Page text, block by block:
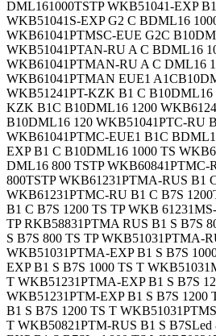
DML161000TSTP WKB51041-EXP
WKB51041S-EXP G2 C BDML16
WKB61041PTMSC-EUE G2C
WKB51041PTAN-RU A C BDML16
WKB61041PTMAN-RU A C DML16
WKB61041PTMAN EUE1
WKB51241PT-KZK B1 C B10DML16
KZK B1C B10DML16 1200
B10DML16 120 WKB51041PTC-RU
WKB61041PTMC-EUE1 B1C
EXP B1 C B10DML16 1000 TS
DML16 800 TSTP WKB60841PTMC-
800TSTP WKB61231PTMA-RUS B1
WKB61231PTMC-RU B1 C B7S
B1 C B7S 1200 TS TP WKB
TP RKB58831PTMA RUS B1 S B7S
S B7S 800 TS TP WKB51031PTMA-
WKB51031PTMA-EXP B1 S B7S
EXP B1 S B7S 1000 TS T
T WKB51231PTMA-EXP B1 S B7S
WKB51231PTM-EXP B1 S B7S 1200
B1 S B7S 1200 TS T
T WKB50821PTM-RUS B1 S